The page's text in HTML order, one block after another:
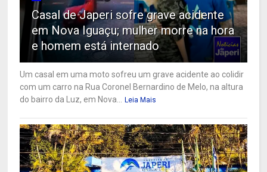
Casal de Japeri sofre grave acidente
em Nova Iguaçu; mulher morre na hora
e homem está internado
Um casal em uma moto sofreu um grave acidente ao colidir
com um carro na Rua Coronel Bernardino de Melo, na altura
do bairro da Luz, em Nova...
Leia Mais